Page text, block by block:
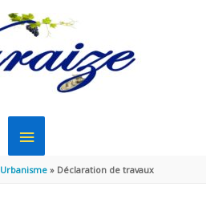
MENU
PRINCIPAL
Urbanisme Déclaration de travaux